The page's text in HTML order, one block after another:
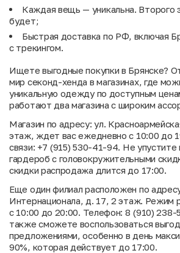
Каждая вещь — уникальна. Второго
будет;
Быстрая доставка по РФ, включая
с трекингом.
Ищете выгодные покупки в Брянске?
мир секонд-хенда в магазинах, где
уникальную одежду по доступным
работают два магазина с широким
Магазин по адресу: ул.
этаж, ждет вас ежедневно с 10:00 до
связи: +7 (915) 530-41-94. Не упустите
гардероб с головокружительными
скидки распродажа длится до 17:00.
Еще один филиал расположен по
Интернационала, д. 17, 2 этаж. Режим
с 10:00 до 20:00. Телефон: 8 (910) 238-
также сможете воспользоваться
предложениями, особенно в день
90%, которая действует до 17:00.